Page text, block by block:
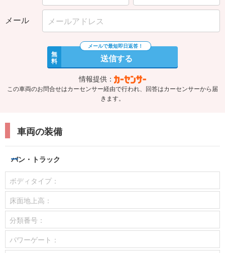
メール
無
料 送信する
情報提供：
この車両のお問合せはカーセンサー経由で行われ、回答はカーセンサーから届
きます。
車両の装備
バン・トラック
ボディタイプ：
床面地上高：
分類番号：
パワーゲート：